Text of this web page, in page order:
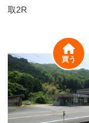
取2R
買う